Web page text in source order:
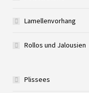
Lamellenvorhang
Rollos und Jalousien
Plissees